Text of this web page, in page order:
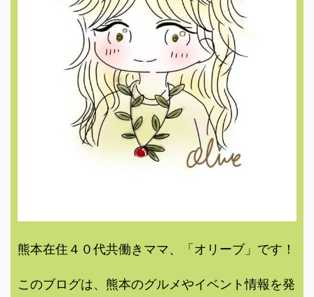
熊本在住４０代共働きママ、「オリーブ」です！
このブログは、熊本のグルメやイベント情報を発